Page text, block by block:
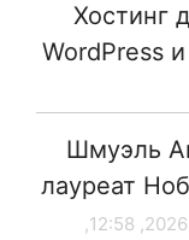
Хостинг
WordPress
Шмуэль
лауреат